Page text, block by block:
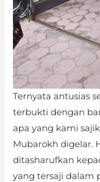
Ternyata antusias
terbukti dengan
apa yang kami
Mubarokh digelar.
ditasharufkan
yang tersaji dalam